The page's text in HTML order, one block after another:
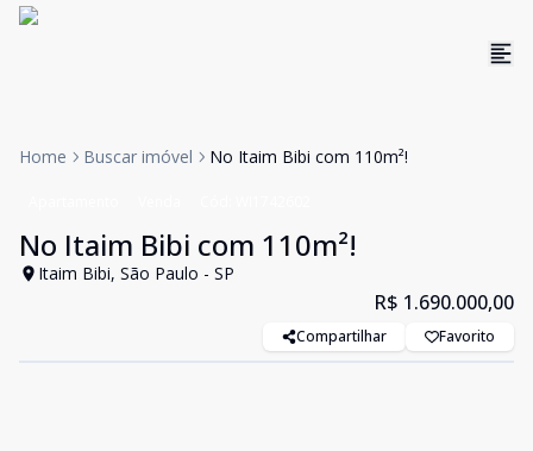
Home Buscar imóvel No Itaim Bibi com 110m²!
No Itaim Bibi com 110m²!
Itaim Bibi, São Paulo - SP
R$ 1.690.000,00
Compartilhar Favorito